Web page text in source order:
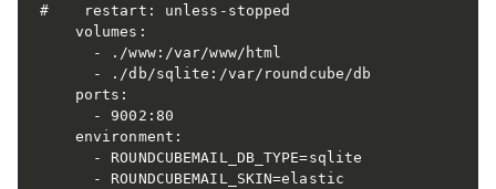
#    restart: unless-stopped
    volumes:
      - ./www:/var/www/html
      - ./db/sqlite:/var/roundcube/db
    ports:
      - 9002:80
    environment:
      - ROUNDCUBEMAIL_DB_TYPE=sqlite
      - ROUNDCUBEMAIL_SKIN=elastic